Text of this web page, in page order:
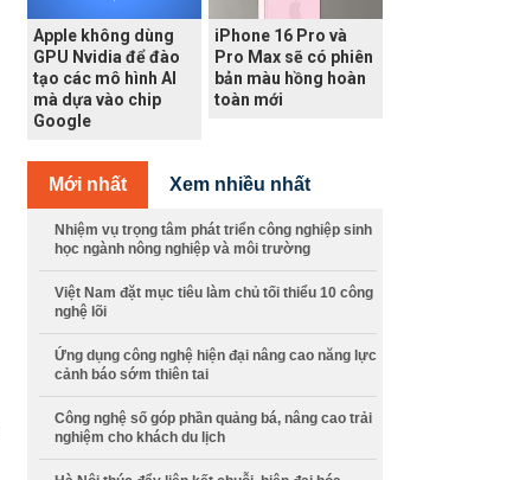
Apple không dùng
GPU Nvidia để đào
tạo các mô hình AI
mà dựa vào chip
Google
iPhone 16 Pro và
Pro Max sẽ có phiên
bản màu hồng hoàn
toàn mới
Mới nhất Xem nhiều nhất
Nhiệm vụ trọng tâm phát triển công nghiệp sinh
học ngành nông nghiệp và môi trường
Việt Nam đặt mục tiêu làm chủ tối thiểu 10 công
nghệ lõi
Ứng dụng công nghệ hiện đại nâng cao năng lực
cảnh báo sớm thiên tai
Công nghệ số góp phần quảng bá, nâng cao trải
nghiệm cho khách du lịch